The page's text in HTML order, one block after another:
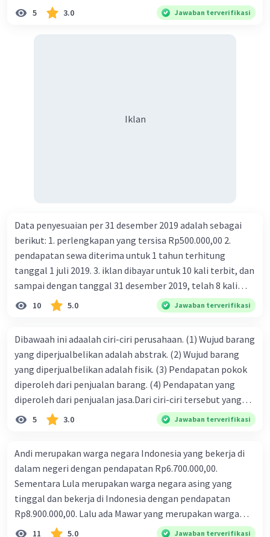
5 3.0 Jawaban terverifikasi
Iklan
Data penyesuaian per 31 desember 2019 adalah sebagai
berikut: 1. perlengkapan yang tersisa Rp500.000,00 2.
pendapatan sewa diterima untuk 1 tahun terhitung
tanggal 1 juli 2019. 3. iklan dibayar untuk 10 kali terbit, dan
sampai dengan tanggal 31 desember 2019, telah 8 kali
terbit. 4. gaji terutang untuk periode berjalan sebesar
Rp800.000,00 dari data di atas, pencatatan jurnal pembalik
10 5.0 Jawaban terverifikasi
Dibawaah ini adaalah ciri-ciri perusahaan. (1) Wujud barang
yang diperjualbelikan adalah abstrak. (2) Wujud barang
yang diperjualbelikan adalah fisik. (3) Pendapatan pokok
diperoleh dari penjualan barang. (4) Pendapatan yang
diperoleh dari penjualan jasa.Dari ciri-ciri tersebut yang
merupakan ciri dari perusahaan dagang ditunjukan pada
nomor…. a. 1 dan 3 b. 3 dan 4 c. 2 dan 3 d. 1 dan 2 e. 2 dan 4
5 3.0 Jawaban terverifikasi
Andi merupakan warga negara Indonesia yang bekerja di
dalam negeri dengan pendapatan Rp6.700.000,00.
Sementara Lula merupakan warga negara asing yang
tinggal dan bekerja di Indonesia dengan pendapatan
Rp8.900.000,00. Lalu ada Mawar yang merupakan warga
negara Indonesia yang tinggal dan bekerja di luar negeri
11 5.0 Jawaban terverifikasi